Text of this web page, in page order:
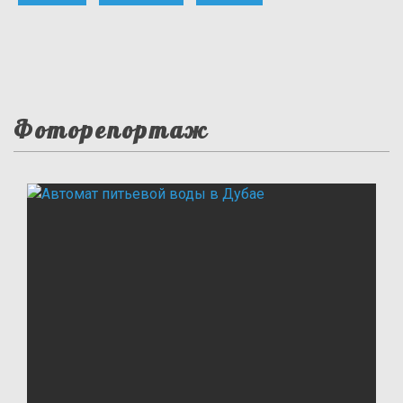
Фоторепортаж